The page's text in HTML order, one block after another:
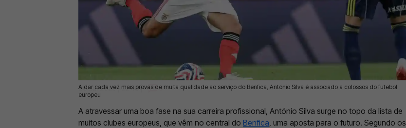
A dar cada vez mais provas de muita qualidade ao serviço do Benfica, António Silva é associado a colossos do futebol
europeu
30 Jul 2025 | 22:44 | 0
A atravessar uma boa fase na sua carreira profissional, António Silva surge no topo da lista de
muitos clubes europeus, que vêm no central do Benfica , uma aposta para o futuro. Segundo os